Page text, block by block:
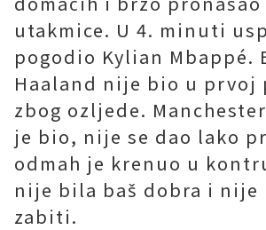
utakmice. U 4. minuti
pogodio Kylian Mbappé.
Haaland nije bio u prvoj
zbog ozljede.
je bio, nije se dao lako
odmah je krenuo u
nije bila baš dobra i nije
zabiti.